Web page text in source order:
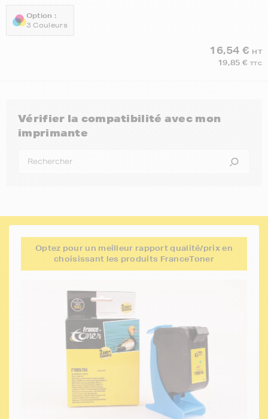
Optez pour un meilleur rapport qualité/prix en
choisissant les produits FranceToner
Option :
3 Couleurs
16,54 € HT
19,85 € TTC
Vérifier la compatibilité avec mon
imprimante